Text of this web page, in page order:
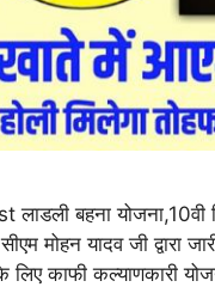
बहना योजना,10वी
मोहन यादव जी द्वारा
लिए काफी कल्याणकारी